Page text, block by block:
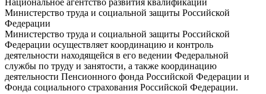
Национальное агентство развития квалификации
Министерство труда и социальной защиты Российской
Федерации
Министерство труда и социальной защиты Российской
Федерации осуществляет координацию и контроль
деятельности находящейся в его ведении Федеральной
службы по труду и занятости, а также координацию
деятельности Пенсионного фонда Российской Федерации и
Фонда социального страхования Российской Федерации.